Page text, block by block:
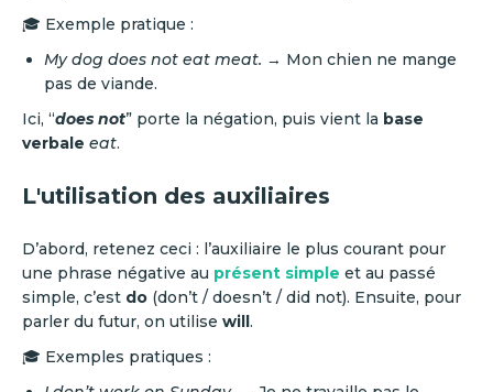
🎓 Exemple pratique :
My dog does not eat meat. → Mon chien ne mange
pas de viande.
Ici, “does not” porte la négation, puis vient la base
verbale eat.
L'utilisation des auxiliaires
D’abord, retenez ceci : l’auxiliaire le plus courant pour
une phrase négative au présent simple et au passé
simple, c’est do (don’t / doesn’t / did not). Ensuite, pour
parler du futur, on utilise will.
🎓 Exemples pratiques :